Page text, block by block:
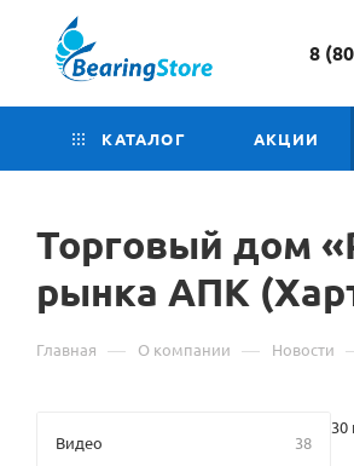
8
КАТАЛОГ АКЦИИ
Торговый дом
рынка АПК
Главная — О компании — Новости
30
Видео 38